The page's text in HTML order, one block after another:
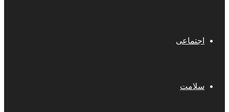
اجتماعی
سلامت